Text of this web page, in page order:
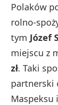
Polaków
tym Józef
miejscu z
zł. Taki
partnerski
Maspeksu